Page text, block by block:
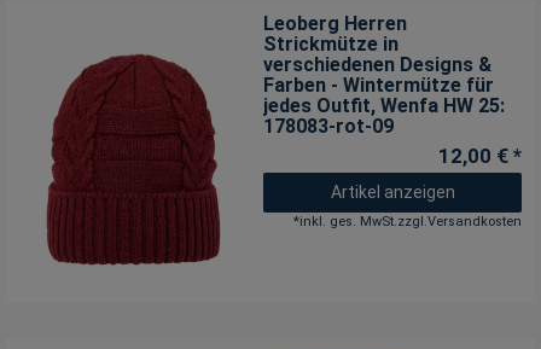
Leoberg Herren
Strickmütze in
verschiedenen Designs &
Farben - Wintermütze für
jedes Outfit, Wenfa HW 25:
178083-rot-09
12,00 € *
Artikel anzeigen
*inkl. ges. MwSt.zzgl.Versandkosten